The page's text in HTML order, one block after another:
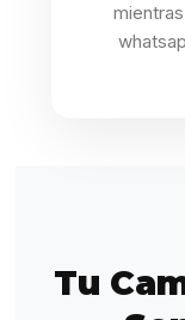
Tu